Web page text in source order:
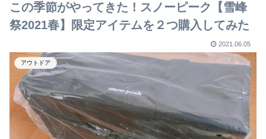
この季節がやってきた！スノーピーク【雪峰
祭2021春】限定アイテムを２つ購入してみた
2021.06.05
アウトドア